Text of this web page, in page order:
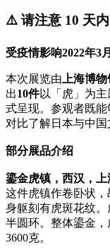
⚠️ 请注意 10 天
受疫情影响2022年3
本次展览由 上海博
出10件以「虎」为
式呈现。参观者既
对比了解日本与中国
部分展品介绍
鎏金虎镇，西汉，
这件虎镇作卷卧状，
身躯刻有虎斑花纹
半圆环。整体鎏金
3600克。